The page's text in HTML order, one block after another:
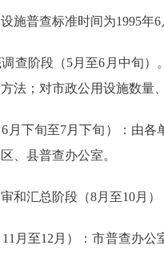
施普查标准时间为1995年
查阶段（5月至6月中旬）
法；对市政公用设施数量
下旬至7月下旬）：由各
、县普查办公室。
和汇总阶段（8月至10月
月至12月）：市普查办公